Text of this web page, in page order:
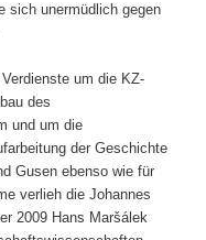
sich unermüdlich gegen
um die KZ-
des
und um die
der Geschichte
Gusen ebenso wie für
verlieh die Johannes
2009 Hans Maršálek